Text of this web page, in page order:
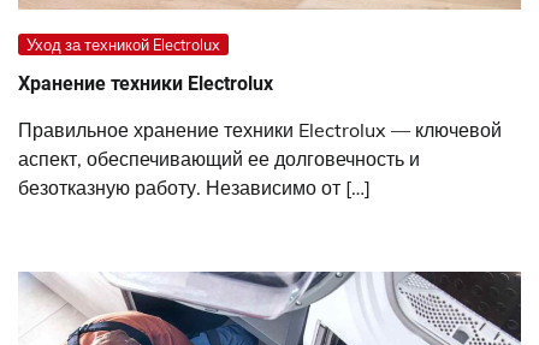
Уход за техникой Electrolux
Хранение техники Electrolux
Правильное хранение техники Electrolux — ключевой
аспект, обеспечивающий ее долговечность и
безотказную работу. Независимо от […]